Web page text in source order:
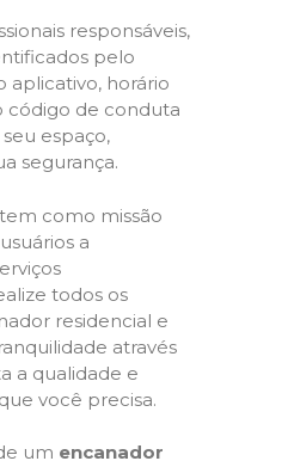
responsáveis,
pelo
aplicativo, horário
código de conduta
espaço,
segurança.
como missão
a
todos os
residencial e
através
a qualidade e
você precisa.
um encanador